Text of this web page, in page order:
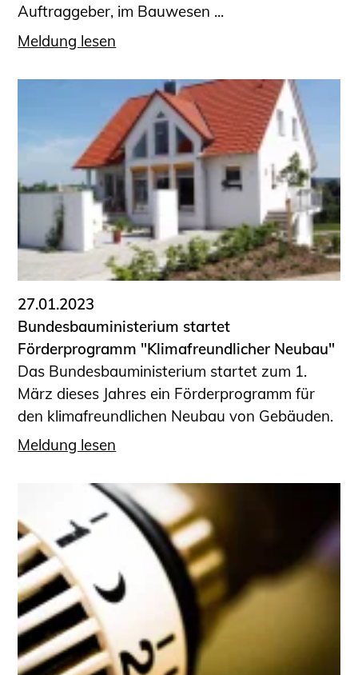
Auftraggeber, im Bauwesen ...
Meldung lesen
27.01.2023
Bundesbauministerium startet
Förderprogramm "Klimafreundlicher Neubau"
Das Bundesbauministerium startet zum 1.
März dieses Jahres ein Förderprogramm für
den klimafreundlichen Neubau von Gebäuden.
Meldung lesen